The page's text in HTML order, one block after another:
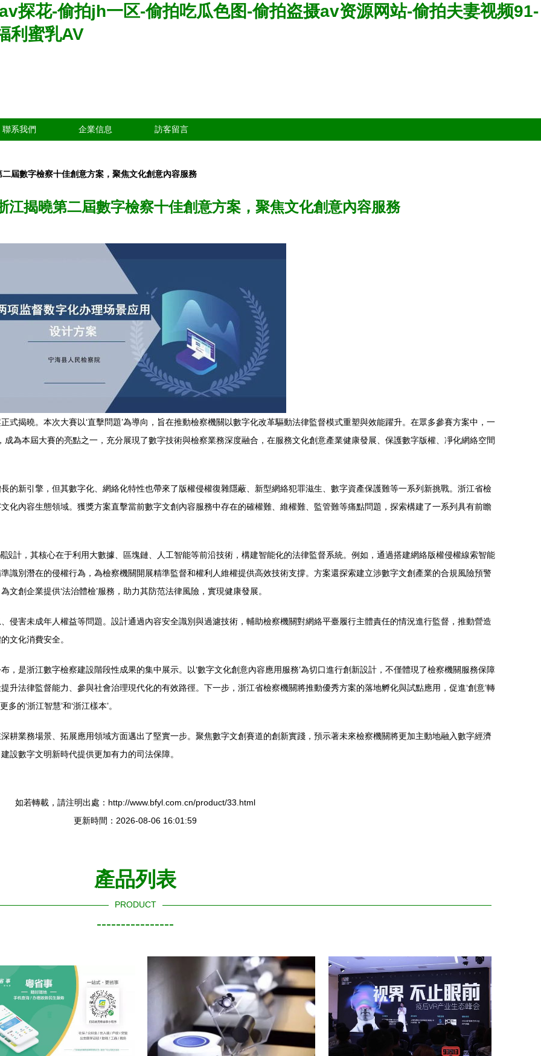
探花-偷拍jh一区-偷拍吃瓜色图-偷拍盗摄av资源网站-偷拍夫妻视频91-
利蜜乳AV
聯系我們 企業信息 訪客留言
屆數字檢察十佳創意方案，聚焦文化創意內容服務
江揭曉第二屆數字檢察十佳創意方案，聚焦文化創意內容服務
式揭曉。本次大賽以‘直擊問題’為導向，旨在推動檢察機關以數字化改革驅動法律監督模式重塑與效能躍升。在眾多參賽方案中，一
成為本屆大賽的亮點之一，充分展現了數字技術與檢察業務深度融合，在服務文化創意產業健康發展、保護數字版權、凈化網絡空間
的新引擎，但其數字化、網絡化特性也帶來了版權侵權復雜隱蔽、新型網絡犯罪滋生、數字資產保護難等一系列新挑戰。浙江省檢
化內容生態領域。獲獎方案直擊當前數字文創內容服務中存在的確權難、維權難、監管難等痛點問題，探索構建了一系列具有前瞻
設計，其核心在于利用大數據、區塊鏈、人工智能等前沿技術，構建智能化的法律監督系統。例如，通過搭建網絡版權侵權線索智能
識別潛在的侵權行為，為檢察機關開展精準監督和權利人維權提供高效技術支撐。方案還探索建立涉數字文創產業的合規風險預警
創企業提供‘法治體檢’服務，助力其防范法律風險，實現健康發展。
侵害未成年人權益等問題。設計通過內容安全識別與過濾技術，輔助檢察機關對網絡平臺履行主體責任的情況進行監督，推動營造
文化消費安全。
，是浙江數字檢察建設階段性成果的集中展示。以‘數字文化創意內容應用服務’為切口進行創新設計，不僅體現了檢察機關服務保障
升法律監督能力、參與社會治理現代化的有效路徑。下一步，浙江省檢察機關將推動優秀方案的落地孵化與試點應用，促進‘創意’轉
的‘浙江智慧’和‘浙江樣本’。
耕業務場景、拓展應用領域方面邁出了堅實一步。聚焦數字文創賽道的創新實踐，預示著未來檢察機關將更加主動地融入數字經濟
設數字文明新時代提供更加有力的司法保障。
如若轉載，請注明出處：http://www.bfyl.com.cn/product/33.html
更新時間：2026-08-06 16:01:59
產品列表
PRODUCT
----------------